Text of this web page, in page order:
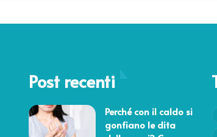
Post recenti
Perché con il caldo si
gonfiano le dita